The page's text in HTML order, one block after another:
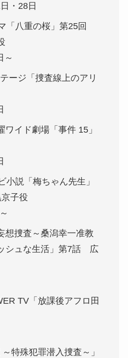
・28日
「八重の桜」第25回
～
ージ「捜査線上のアリ
ワイド劇場「事件 15」
小説「梅ちゃん先生」
子役
想捜査～桑潟幸一准教
シュな生活」第7話 広
TV「放課後アフロ田
特殊犯罪潜入捜査～」